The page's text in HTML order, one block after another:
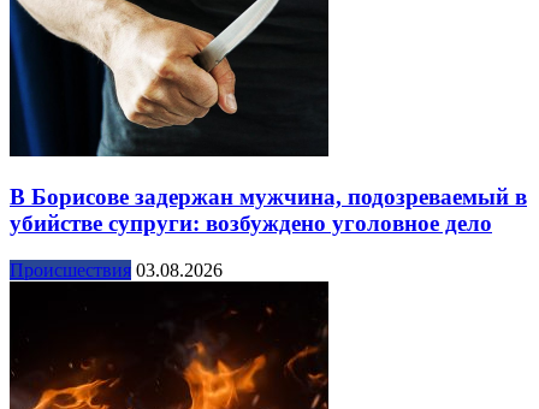
В Борисове задержан мужчина, подозреваемый в
убийстве супруги: возбуждено уголовное дело
Происшествия 03.08.2026